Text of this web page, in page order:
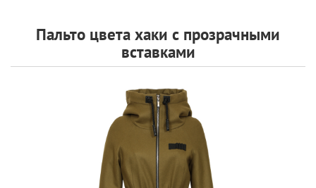
Пальто цвета хаки с прозрачными
вставками